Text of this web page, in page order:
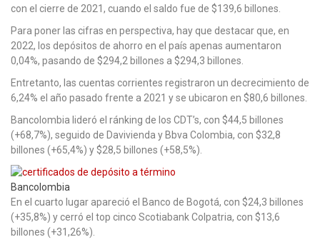
con el cierre de 2021, cuando el saldo fue de $139,6 billones.
Para poner las cifras en perspectiva, hay que destacar que, en
2022, los depósitos de ahorro en el país apenas aumentaron
0,04%, pasando de $294,2 billones a $294,3 billones.
Entretanto, las cuentas corrientes registraron un decrecimiento de
6,24% el año pasado frente a 2021 y se ubicaron en $80,6 billones.
Bancolombia lideró el ránking de los CDT’s, con $44,5 billones
(+68,7%), seguido de Davivienda y Bbva Colombia, con $32,8
billones (+65,4%) y $28,5 billones (+58,5%).
Bancolombia
En el cuarto lugar apareció el Banco de Bogotá, con $24,3 billones
(+35,8%) y cerró el top cinco Scotiabank Colpatria, con $13,6
billones (+31,26%).